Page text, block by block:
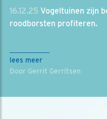
16.12.25 Vogeltuinen zijn
roodborsten profiteren.
lees meer
Door Gerrit Gerritsen